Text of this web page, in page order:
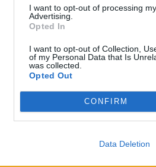
I want to opt-out of processing
Advertising.
Opted In
I want to opt-out of Collection,
of my Personal Data that Is
was collected.
Opted Out
CONFIRM
Data Deletion